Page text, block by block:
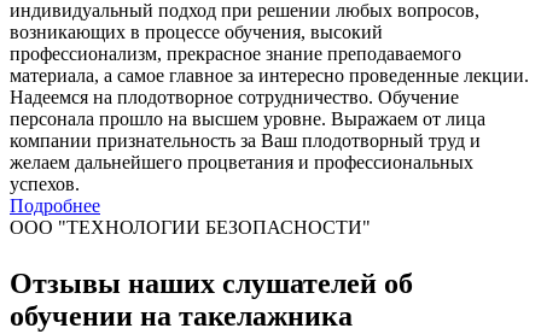
индивидуальный подход при решении любых вопросов,
возникающих в процессе обучения, высокий
профессионализм, прекрасное знание преподаваемого
материала, а самое главное за интересно проведенные лекции.
Надеемся на плодотворное сотрудничество. Обучение
персонала прошло на высшем уровне. Выражаем от лица
компании признательность за Ваш плодотворный труд и
желаем дальнейшего процветания и профессиональных
успехов.
Подробнее
ООО "ТЕХНОЛОГИИ БЕЗОПАСНОСТИ"
Отзывы наших слушателей об
обучении на такелажника